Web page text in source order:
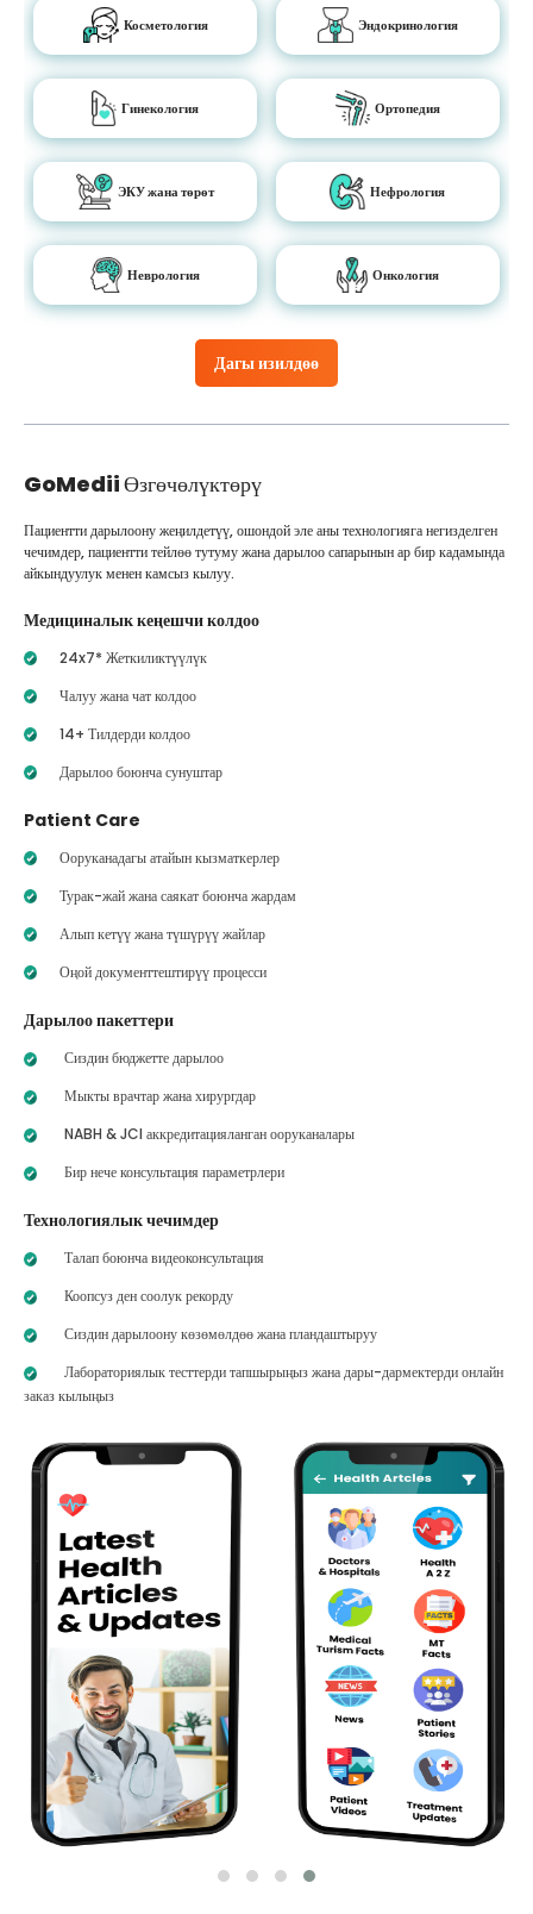
Дагы изилдөө
Косметология Эндокринология
Гинекология Ортопедия
ЭКУ жана төрөт Нефрология
Неврология Онкология
GoMediiӨзгөчөлүктөрү
Пациентти дарылоону жеңилдетүү, ошондой эле аны технологияга негизделген
чечимдер, пациентти тейлөө тутуму жана дарылоо сапарынын ар бир кадамында
айкындуулук менен камсыз кылуу.
Медициналык кеңешчи колдоо
24x7* Жеткиликтүүлүк
Чалуу жана чат колдоо
14+ Тилдерди колдоо
Дарылоо боюнча сунуштар
Patient Care
Ооруканадагы атайын кызматкерлер
Турак-жай жана саякат боюнча жардам
Алып кетүү жана түшүрүү жайлар
Оңой документтештирүү процесси
Дарылоо пакеттери
Сиздин бюджетте дарылоо
Мыкты врачтар жана хирургдар
NABH & JCI аккредитацияланган ооруканалары
Бир нече консультация параметрлери
Технологиялык чечимдер
Талап боюнча видеоконсультация
Коопсуз ден соолук рекорду
Сиздин дарылоону көзөмөлдөө жана пландаштыруу
Лабораториялык тесттерди тапшырыңыз жана дары-дармектерди онлайн
заказ кылыңыз